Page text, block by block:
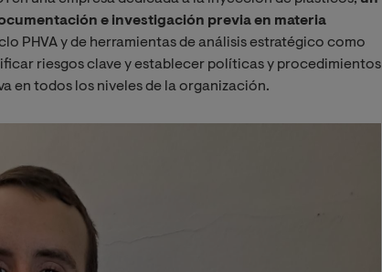
e investigación previa en materia
PHVA y de herramientas de análisis estratégico como
riesgos clave y establecer políticas y procedimientos
en todos los niveles de la organización.